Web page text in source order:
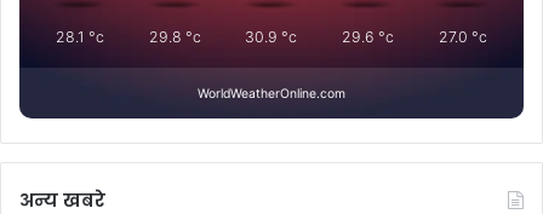
28.1 °c 29.8 °c 30.9 °c 29.6 °c 27.0 °c
WorldWeatherOnline.com
अन्य खबरे